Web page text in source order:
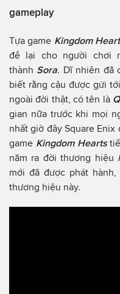
gameplay
Tựa game Kingdom
để lại cho người chơi
thành Sora. Dĩ nhiên đã
biết rằng cậu được gửi
ngoài đời thật, có tên là
gian nữa trước khi mọi
nhất giờ đây Square
game Kingdom Hearts
năm ra đời thương hiệu
mới đã được phát
thương hiệu này.